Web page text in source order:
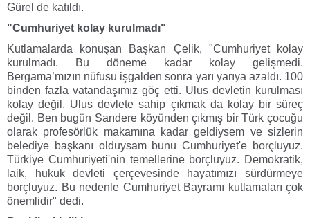
Gürel de katıldı.
"Cumhuriyet kolay kurulmadı"
Kutlamalarda konuşan Başkan Çelik, "Cumhuriyet kolay
kurulmadı. Bu döneme kadar kolay gelişmedi.
Bergama’mızın nüfusu işgalden sonra yarı yarıya azaldı. 100
binden fazla vatandaşımız göç etti. Ulus devletin kurulması
kolay değil. Ulus devlete sahip çıkmak da kolay bir süreç
değil. Ben bugün Sarıdere köyünden çıkmış bir Türk çocuğu
olarak profesörlük makamına kadar geldiysem ve sizlerin
belediye başkanı olduysam bunu Cumhuriyet'e borçluyuz.
Türkiye Cumhuriyeti'nin temellerine borçluyuz. Demokratik,
laik, hukuk devleti çerçevesinde hayatımızı sürdürmeye
borçluyuz. Bu nedenle Cumhuriyet Bayramı kutlamaları çok
önemlidir" dedi.